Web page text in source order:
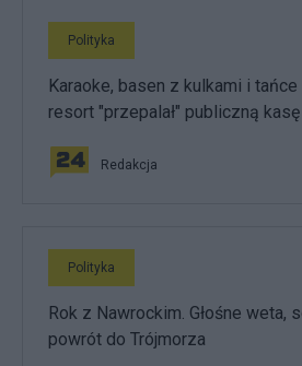
Polityka
Karaoke, basen z kulkami i tańce
resort "przepalał" publiczną kasę
Redakcja
Polityka
Rok z Nawrockim. Głośne weta,
powrót do Trójmorza